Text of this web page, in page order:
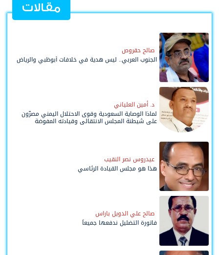
مقالات
صالح حقروص
الجنوب العربي.. ليس هدية في خلافات أبوظبي والرياض
د. أمين العلياني
لماذا الوصاية السعودية وقوى الاحتلال اليمني مصرّون
على شيطنة المجلس الانتقالي وقيادته المفوضة
عيدروس نصر النقيب
هذا هو مجلس القيادة الرئاسي
صالح علي الدويل باراس
فاتورة التضليل ندفعها جميعاً